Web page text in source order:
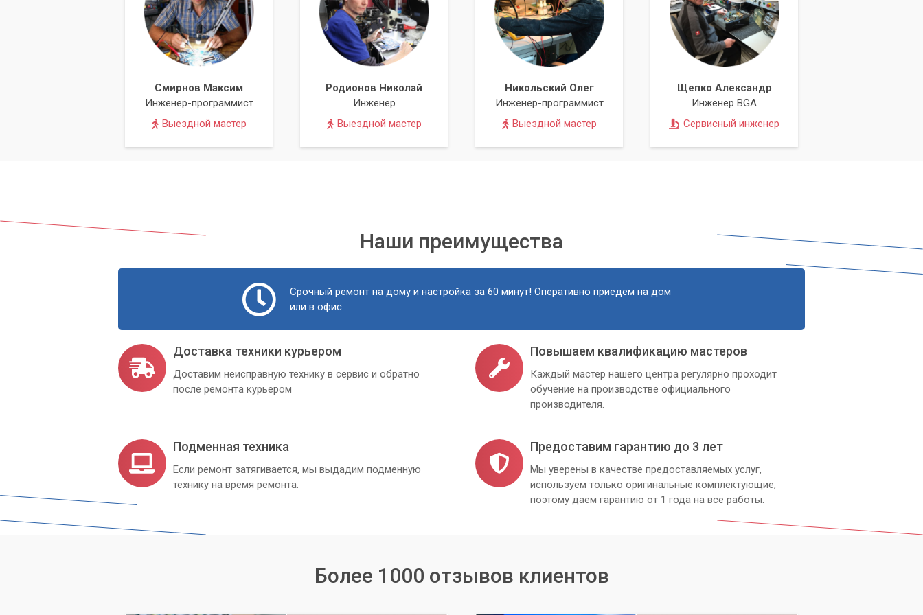
Смирнов Максим
Инженер-программист
Выездной мастер
Родионов Николай
Инженер
Выездной мастер
Никольский Олег
Инженер-программист
Выездной мастер
Щепко Александр
Инженер BGA
Сервисный инженер
Наши преимущества
Срочный ремонт на дому и настройка за 60 минут! Оперативно приедем на дом
или в офис.
Доставка техники курьером
Доставим неисправную технику в сервис и обратно
после ремонта курьером
Повышаем квалификацию мастеров
Каждый мастер нашего центра регулярно проходит
обучение на производстве официального
производителя.
Подменная техника
Если ремонт затягивается, мы выдадим подменную
технику на время ремонта.
Предоставим гарантию до 3 лет
Мы уверены в качестве предоставляемых услуг,
используем только оригинальные комплектующие,
поэтому даем гарантию от 1 года на все работы.
Более 1000 отзывов клиентов